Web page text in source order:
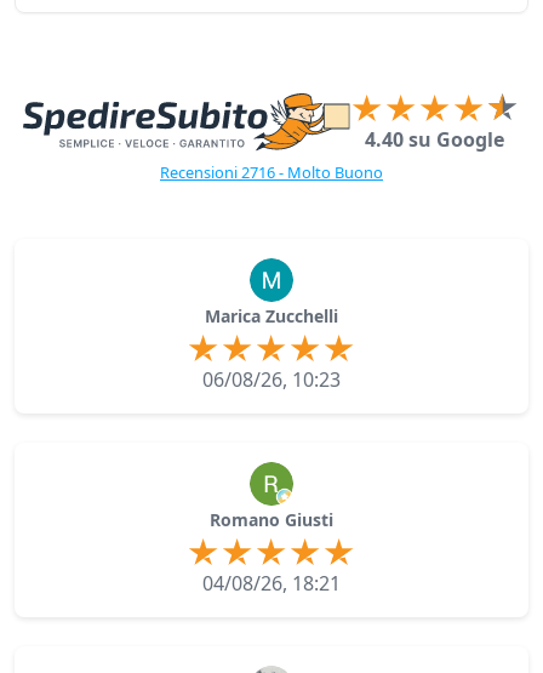
4.40 su Google
Recensioni 2716 - Molto Buono
Marica Zucchelli
06/08/26, 10:23
Romano Giusti
04/08/26, 18:21